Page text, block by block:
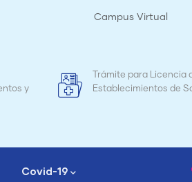
Campus Virtual
para Licencia de
de Salud
Covid-19